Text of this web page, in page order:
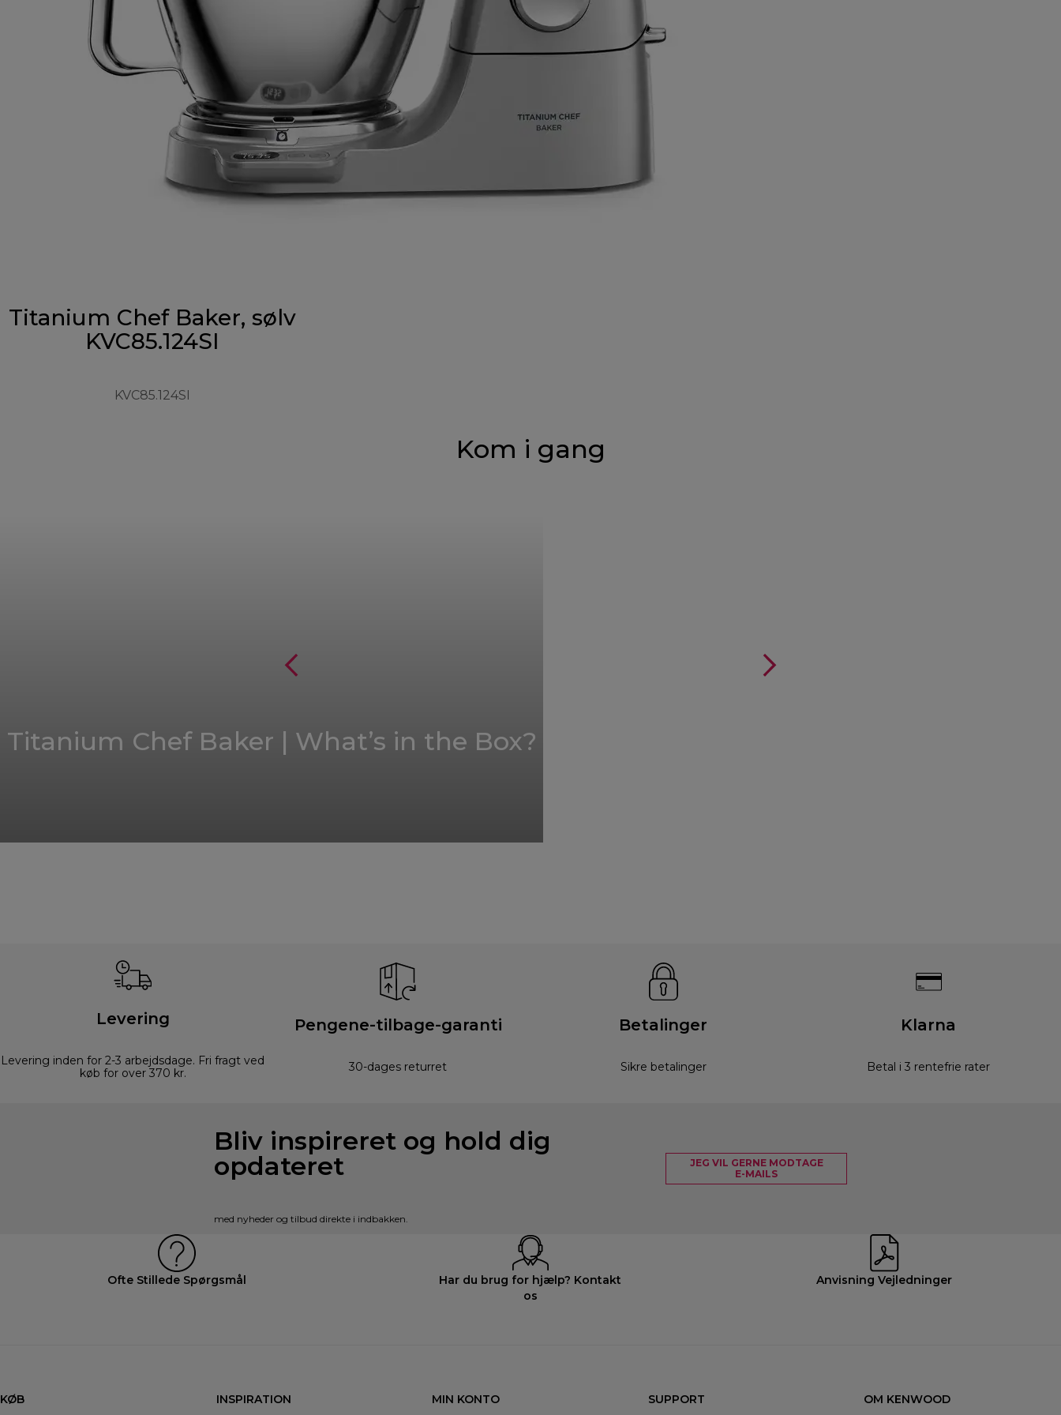
Titanium Chef Baker, sølv
KVC85.124SI
KVC85.124SI
Kom i gang
Titanium Chef Baker | What’s in the Box?
Levering
Levering inden for 2-3 arbejdsdage. Fri fragt ved
køb for over 370 kr.
Pengene-tilbage-garanti
30-dages returret
Betalinger
Sikre betalinger
Klarna
Betal i 3 rentefrie rater
Bliv inspireret og hold dig
opdateret
med nyheder og tilbud direkte i indbakken.
JEG VIL GERNE MODTAGE
E-MAILS
Ofte Stillede Spørgsmål
Har du brug for hjælp? Kontakt
os
Anvisning Vejledninger
KØB INSPIRATION MIN KONTO SUPPORT OM KENWOOD